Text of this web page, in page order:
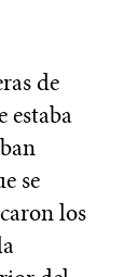
de
estaba
se
los